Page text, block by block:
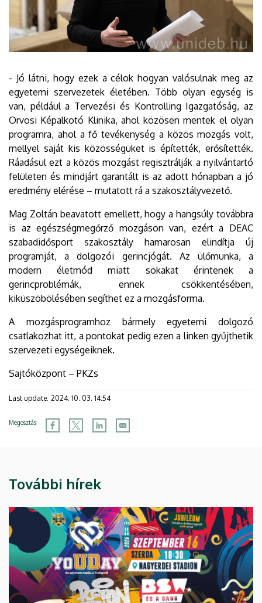
- Jó látni, hogy ezek a célok hogyan valósulnak meg az
egyetemi szervezetek életében. Több olyan egység is
van, például a Tervezési és Kontrolling Igazgatóság, az
Orvosi Képalkotó Klinika, ahol közösen mentek el olyan
programra, ahol a fő tevékenység a közös mozgás volt,
mellyel saját kis közösségüket is építették, erősítették.
Ráadásul ezt a közös mozgást regisztrálják a nyilvántartó
felületen és mindjárt garantált is az adott hónapban a jó
eredmény elérése – mutatott rá a szakosztályvezető.
Mag Zoltán beavatott emellett, hogy a hangsúly továbbra
is az egészségmegőrző mozgáson van, ezért a DEAC
szabadidősport szakosztály hamarosan elindítja új
programját, a dolgozói gerincjógát. Az ülőmunka, a
modern életmód miatt sokakat érintenek a
gerincproblémák, ennek csökkentésében,
kiküszöbölésében segíthet ez a mozgásforma.
A mozgásprogramhoz bármely egyetemi dolgozó
csatlakozhat itt, a pontokat pedig ezen a linken gyűjthetik
szervezeti egységeiknek.
Sajtóközpont – PKZs
Last update: 2024. 10. 03. 14:54
Megosztás
További hírek